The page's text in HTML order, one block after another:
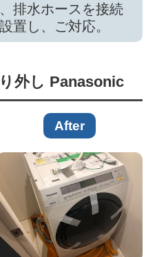
排水ホースを接続
置し、ご対応。
外し Panasonic
After